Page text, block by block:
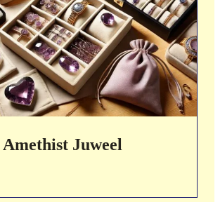
Amethist Juweel